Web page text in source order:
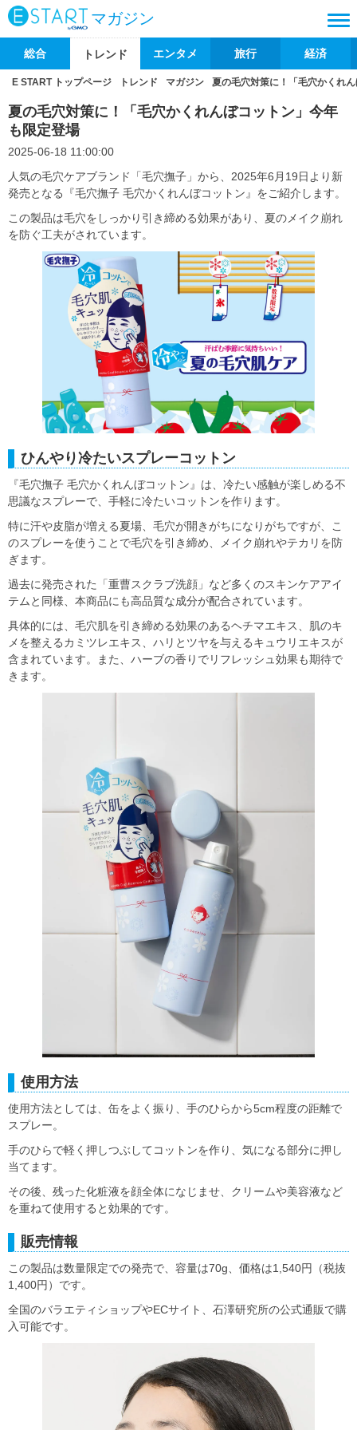
マガジン
総合 トレンド エンタメ 旅行 経済
E START トップページ トレンド マガジン 夏の毛穴対策に！「毛穴かくれ
夏の毛穴対策に！「毛穴かくれんぼコットン」今年
も限定登場
2025-06-18 11:00:00
人気の毛穴ケアブランド「毛穴撫子」から、2025年6月19日より新
発売となる『毛穴撫子 毛穴かくれんぼコットン』をご紹介します。
この製品は毛穴をしっかり引き締める効果があり、夏のメイク崩れ
を防ぐ工夫がされています。
ひんやり冷たいスプレーコットン
『毛穴撫子 毛穴かくれんぼコットン』は、冷たい感触が楽しめる不
思議なスプレーで、手軽に冷たいコットンを作ります。
特に汗や皮脂が増える夏場、毛穴が開きがちになりがちですが、こ
のスプレーを使うことで毛穴を引き締め、メイク崩れやテカリを防
ぎます。
過去に発売された「重曹スクラブ洗顔」など多くのスキンケアアイ
テムと同様、本商品にも高品質な成分が配合されています。
具体的には、毛穴肌を引き締める効果のあるヘチマエキス、肌のキ
メを整えるカミツレエキス、ハリとツヤを与えるキュウリエキスが
含まれています。また、ハーブの香りでリフレッシュ効果も期待で
きます。
使用方法
使用方法としては、缶をよく振り、手のひらから5cm程度の距離で
スプレー。
手のひらで軽く押しつぶしてコットンを作り、気になる部分に押し
当てます。
その後、残った化粧液を顔全体になじませ、クリームや美容液など
を重ねて使用すると効果的です。
販売情報
この製品は数量限定での発売で、容量は70g、価格は1,540円（税抜
1,400円）です。
全国のバラエティショップやECサイト、石澤研究所の公式通販で購
入可能です。